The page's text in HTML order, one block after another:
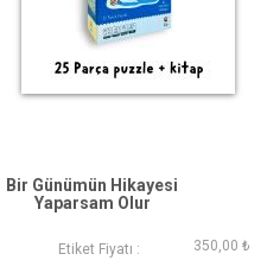
Bir Günümün Hikayesi
Yaparsam Olur
Etiket Fiyatı : 350,00 ₺